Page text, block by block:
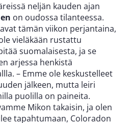
neljän kauden ajan
on oudossa tilanteessa.
tämän viikon perjantaina,
vieläkään rustattu
suomalaisesta, ja se
arjessa henkistä
– Emme ole keskustelleet
jälkeen, mutta leiri
puolilla on paineita.
Mikon takaisin, ja olen
tapahtumaan, Coloradon